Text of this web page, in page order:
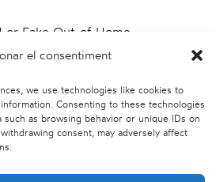
el consentiment
we use technologies like cookies to
Consenting to these technologies
as browsing behavior or unique IDs on
consent, may adversely affect
or Fake Out-of-Home
2.0(08/09/2023).